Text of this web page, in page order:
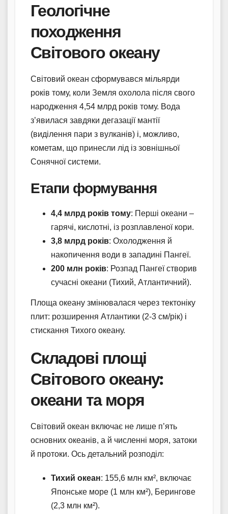
Геологічне
походження
Світового океану
Світовий океан сформувався мільярди
років тому, коли Земля охолола після свого
народження 4,54 млрд років тому. Вода
з’явилася завдяки дегазації мантії
(виділення пари з вулканів) і, можливо,
кометам, що принесли лід із зовнішньої
Сонячної системи.
Етапи формування
4,4 млрд років тому: Перші океани –
гарячі, кислотні, із розплавленої кори.
3,8 млрд років: Охолодження й
накопичення води в западині Пангеї.
200 млн років: Розпад Пангеї створив
сучасні океани (Тихий, Атлантичний).
Площа океану змінювалася через тектоніку
плит: розширення Атлантики (2-3 см/рік) і
стискання Тихого океану.
Складові площі
Світового океану:
океани та моря
Світовий океан включає не лише п’ять
основних океанів, а й численні моря, затоки
й протоки. Ось детальний розподіл:
Тихий океан: 155,6 млн км², включає
Японське море (1 млн км²), Берингове
(2,3 млн км²).